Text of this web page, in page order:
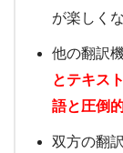
が楽しく
他の翻訳
とテキス
語と圧倒
双方の翻